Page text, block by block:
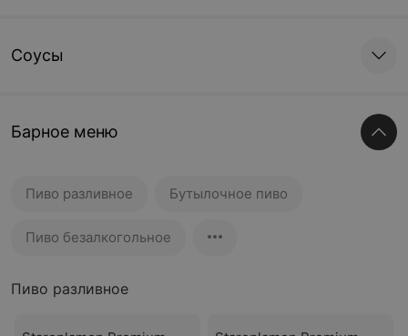
Соусы
Барное меню
Пиво разливное Бутылочное пиво
Пиво безалкогольное
Пиво разливное